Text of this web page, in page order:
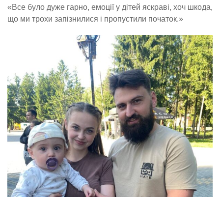
«Все було дуже гарно, емоції у дітей яскраві, хоч шкода,
що ми трохи запізнилися і пропустили початок.»